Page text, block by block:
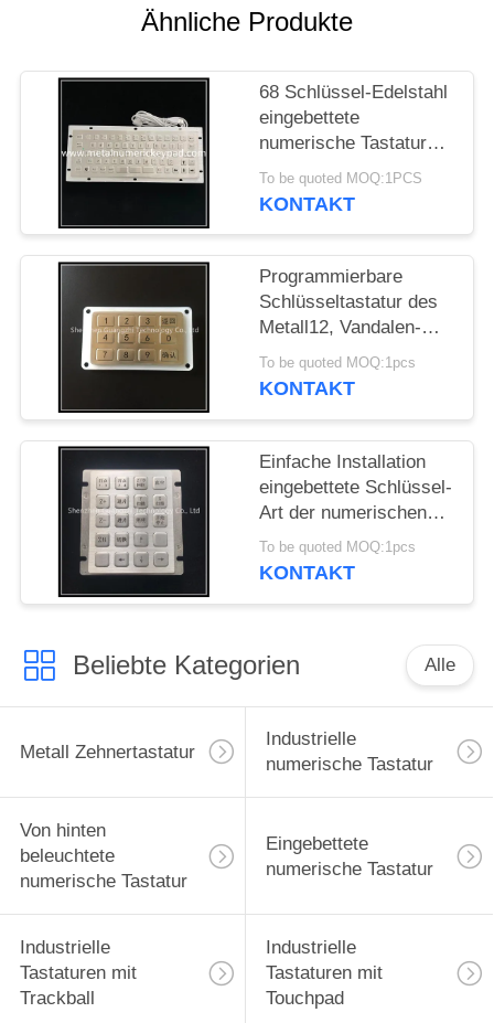
PRIVACY
POLICY
Ähnliche Produkte
68 Schlüssel-Edelstahl
eingebettete
numerische Tastatur
USB-Schnittstelle mit
F-Nfunktion
To be quoted MOQ:1PCS
KONTAKT
Programmierbare
Schlüsseltastatur des
Metall12, Vandalen-
beständige Tastatur für
Tachymeter
To be quoted MOQ:1pcs
KONTAKT
Einfache Installation
eingebettete Schlüssel-
Art der numerischen
Tastatur-20 mit Usb-
Schnittstelle
To be quoted MOQ:1pcs
KONTAKT
Beliebte Kategorien Alle
Metall Zehnertastatur
Industrielle
numerische Tastatur
Von hinten
beleuchtete
numerische Tastatur
Eingebettete
numerische Tastatur
Industrielle
Tastaturen mit
Trackball
Industrielle
Tastaturen mit
Touchpad